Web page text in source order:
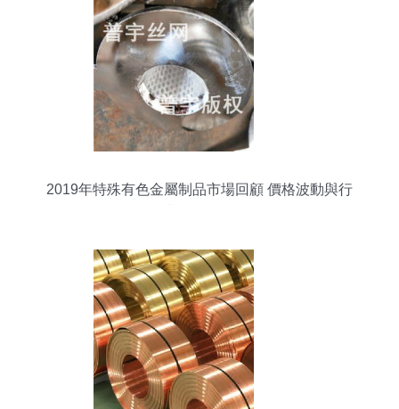
2019年特殊有色金屬制品市場回顧 價格波動與行